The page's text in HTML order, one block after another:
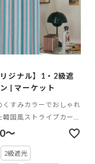
リジナル】1・2級遮
| マーケット
くすみカラーでおしゃれ
韓国風ストライプカーテ
～
2級遮光